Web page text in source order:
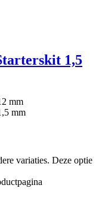
1,5
mm
mm
variaties. Deze optie